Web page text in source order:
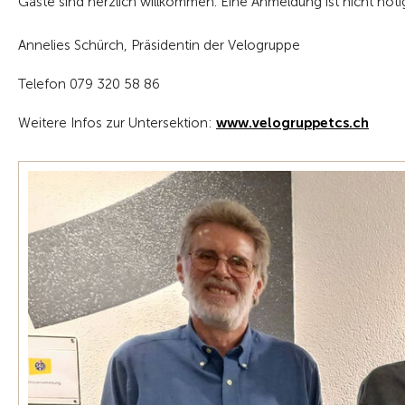
Annelies Schürch, Präsidentin der Velogruppe
Telefon 079 320 58 86
Weitere Infos zur Untersektion: www.velogruppetcs.ch